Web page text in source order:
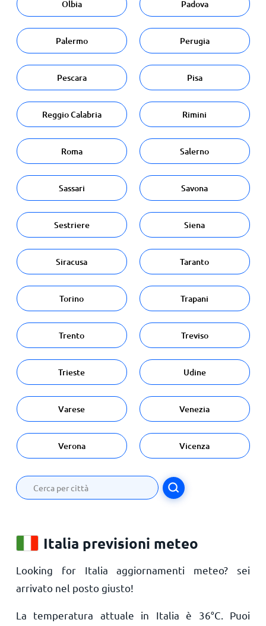
Olbia Padova
Palermo Perugia
Pescara Pisa
Reggio Calabria Rimini
Roma Salerno
Sassari Savona
Sestriere Siena
Siracusa Taranto
Torino Trapani
Trento Treviso
Trieste Udine
Varese Venezia
Verona Vicenza
Italia previsioni meteo
Looking for Italia aggiornamenti meteo? sei
arrivato nel posto giusto!
La temperatura attuale in Italia è 36°C . Puoi